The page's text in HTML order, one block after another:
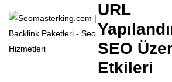
URL
SEO
Etkileri